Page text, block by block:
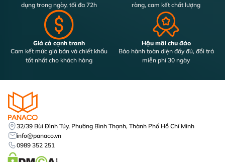
dụng trong ngày, tối đa 72h
ràng, cam kết chất lượng
Giá cả cạnh tranh
Cam kết mức giá bán và chiết khấu
tốt nhất cho khách hàng
Hậu mãi chu đáo
Bảo hành toàn diện đầy đủ, đổi trả
miễn phí 30 ngày
32/39 Bùi Đình Túy, Phường Bình Thạnh, Thành Phố Hồ Chí Minh
info@panaco.vn
0989 352 251